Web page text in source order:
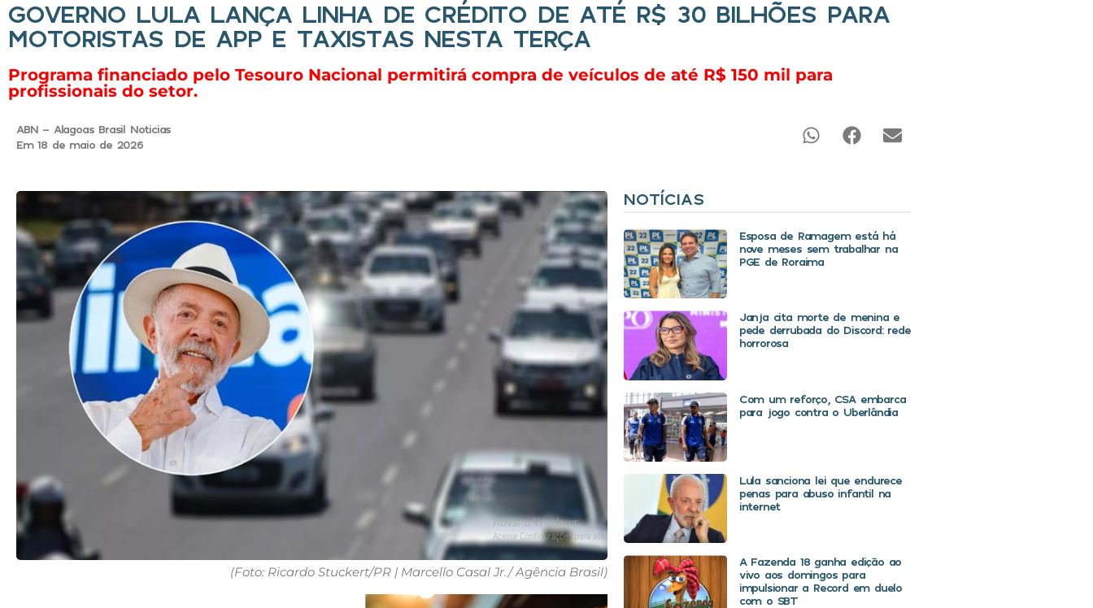
GOVERNO LULA LANÇA LINHA DE CRÉDITO DE ATÉ R$ 30 BILHÕES PARA
MOTORISTAS DE APP E TAXISTAS NESTA TERÇA
Programa financiado pelo Tesouro Nacional permitirá compra de veículos de até R$ 150 mil para
profissionais do setor.
ABN - Alagoas Brasil Noticias
Em 18 de maio de 2026
(Foto: Ricardo Stuckert/PR | Marcello Casal Jr./ Agência Brasil)
NOTÍCIAS
Esposa de Ramagem está há
nove meses sem trabalhar na
PGE de Roraima
Janja cita morte de menina e
pede derrubada do Discord: rede
horrorosa
Com um reforço, CSA embarca
para jogo contra o Uberlândia
Lula sanciona lei que endurece
penas para abuso infantil na
internet
A Fazenda 18 ganha edição ao
vivo aos domingos para
impulsionar a Record em duelo
com o SBT